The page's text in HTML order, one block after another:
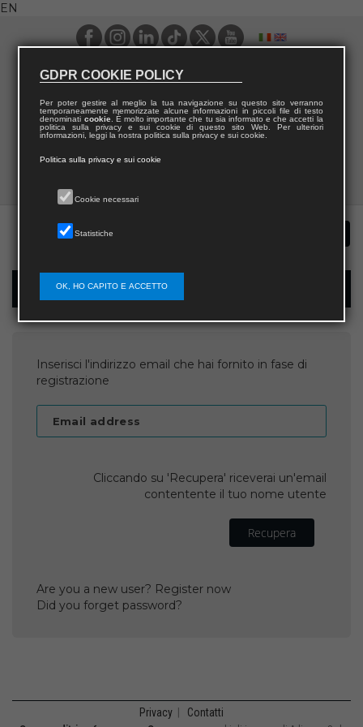
EN
Username recovery
Inserisci l'indirizzo email che hai fornito in fase di
registrazione
Email address
Cliccando su 'Recupera' riceverai un'email
contentente il tuo nome utente
Recupera
Are you a new user? Register now
Did you forget password?
Privacy Contatti
GDPR COOKIE POLICY
Per poter gestire al meglio la tua navigazione su questo sito verranno
temporaneamente memorizzate alcune informazioni in piccoli file di testo
denominati cookie. È molto importante che tu sia informato e che accetti la
politica sulla privacy e sui cookie di questo sito Web. Per ulteriori
informazioni, leggi la nostra politica sulla privacy e sui cookie.
Politica sulla privacy e sui cookie
Cookie necessari
Statistiche
OK, HO CAPITO E ACCETTO